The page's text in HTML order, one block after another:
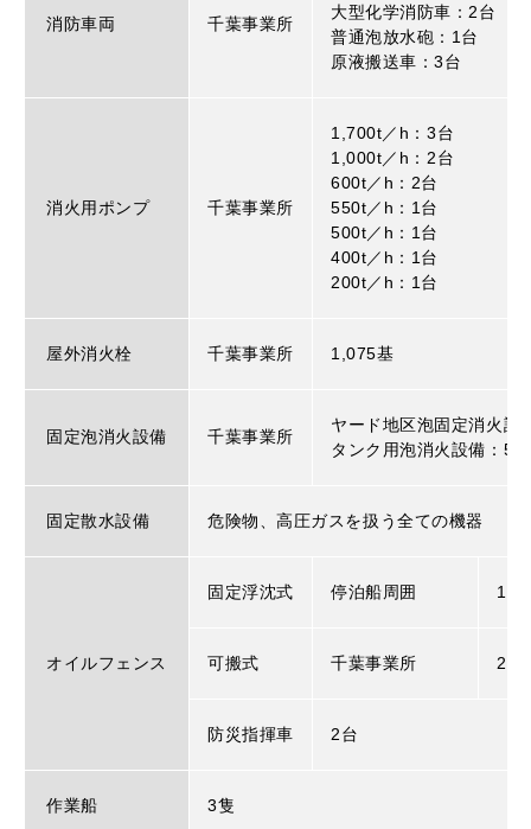
消防車両 千葉事業所
大型化学消防車：2台
普通泡放水砲：1台
原液搬送車：3台
消火用ポンプ 千葉事業所
1,700t／h：3台
1,000t／h：2台
600t／h：2台
550t／h：1台
500t／h：1台
400t／h：1台
200t／h：1台
屋外消火栓 千葉事業所 1,075基
固定泡消火設備 千葉事業所
ヤード地区泡固定消火設
タンク用泡消火設備：5基
固定散水設備 危険物、高圧ガスを扱う全ての機器
オイルフェンス
固定浮沈式 停泊船周囲
可搬式 千葉事業所
防災指揮車 2台
作業船 3隻